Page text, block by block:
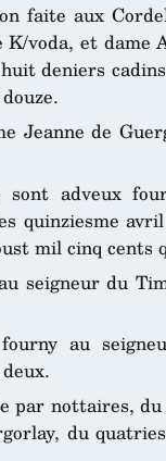
faite aux
voda, et
deniers
Jeanne de
adveux
quinziesme
mil cinq cents
seigneur du
au
par nottaires,
du